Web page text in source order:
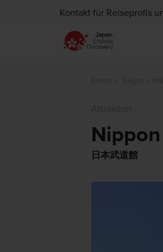
Kontakt für Reiseprofis
日本武道館